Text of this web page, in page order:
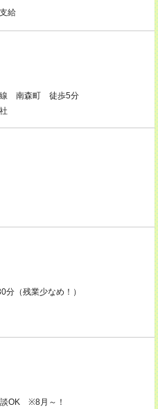
給
南森町 徒歩5分
（残業少なめ！）
OK ※8月～！